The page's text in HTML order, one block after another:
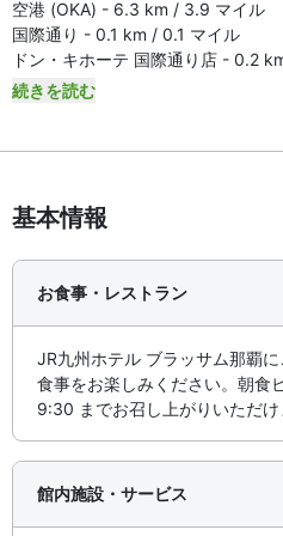
空港 (OKA) - 6.3 km / 3.9 マイル
国際通り - 0.1 km / 0.1 マイル
ドン・キホーテ 国際通り店 - 0.2
続きを読む
基本情報
お食事・レストラン
JR九州ホテル ブラッサム那覇
食事をお楽しみください。朝食
9:30 までお召し上がりいただけ
館内施設・サービス